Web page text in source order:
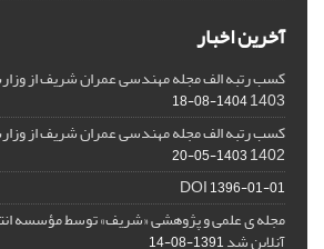
آخرین اخبار
کسب رتبه الف مجله مهندسی عمران شریف از
1403
1404-08-18
کسب رتبه الف مجله مهندسی عمران شریف از
1402
1403-05-20
DOI1396-01-01
مجله ی علمی و پژوهشی «شریف» توسط مؤسسه
آنلاین شد1391-08-14